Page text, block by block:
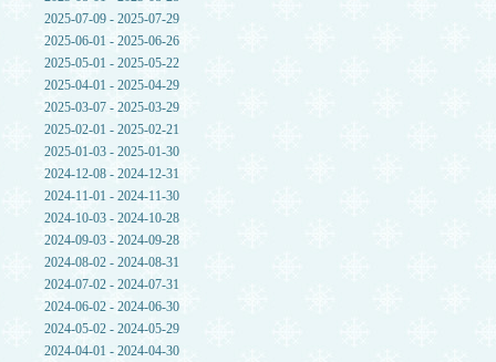
2025-07-09 - 2025-07-29
2025-06-01 - 2025-06-26
2025-05-01 - 2025-05-22
2025-04-01 - 2025-04-29
2025-03-07 - 2025-03-29
2025-02-01 - 2025-02-21
2025-01-03 - 2025-01-30
2024-12-08 - 2024-12-31
2024-11-01 - 2024-11-30
2024-10-03 - 2024-10-28
2024-09-03 - 2024-09-28
2024-08-02 - 2024-08-31
2024-07-02 - 2024-07-31
2024-06-02 - 2024-06-30
2024-05-02 - 2024-05-29
2024-04-01 - 2024-04-30